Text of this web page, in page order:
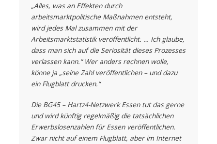
„Alles, was an Effekten durch
arbeitsmarktpolitische Maßnahmen entsteht,
wird jedes Mal zusammen mit der
Arbeitsmarktstatistik veröffentlicht. … Ich glaube,
dass man sich auf die Seriosität dieses Prozesses
verlassen kann.“ Wer anders rechnen wolle,
könne ja „seine Zahl veröffentlichen – und dazu
ein Flugblatt drucken.“
Die BG45 – Hartz4-Netzwerk Essen tut das gerne
und wird künftig regelmäßig die tatsächlichen
Erwerbslosenzahlen für Essen veröffentlichen.
Zwar nicht auf einem Flugblatt, aber im Internet